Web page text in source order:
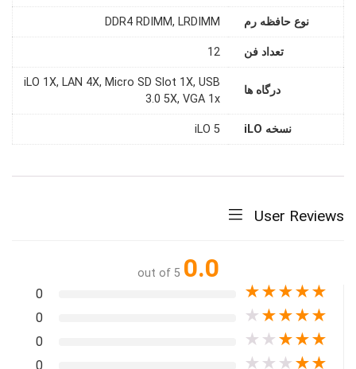
نوع حافظه رم DDR4 RDIMM, LRDIMM
تعداد فن 12
درگاه ها
iLO 1X, LAN 4X, Micro SD Slot 1X, USB
3.0 5X, VGA 1x
نسخه iLO iLO 5
User Reviews
0.0
out of 5
★
★
★
★
★
0
★
★
★
★
★
0
★
★
★
★
★
0
★
★
★
★
★
0